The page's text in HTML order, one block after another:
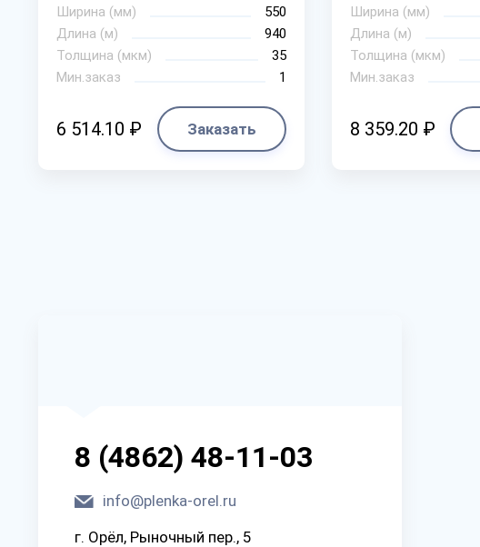
Ширина (мм)
550
Длина (м)
940
Толщина (мкм)
35
Мин.заказ
1
6 514.10 ₽ Заказать
Ширина (мм)
Длина (м)
Толщина (мкм)
Мин.заказ
8 359.20 ₽
8 (4862) 48-11-03
info@plenka-orel.ru
г. Орёл, Рыночный пер., 5